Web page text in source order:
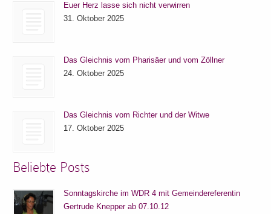
Euer Herz lasse sich nicht verwirren
31. Oktober 2025
Das Gleichnis vom Pharisäer und vom Zöllner
24. Oktober 2025
Das Gleichnis vom Richter und der Witwe
17. Oktober 2025
Beliebte Posts
Sonntagskirche im WDR 4 mit Gemeindereferentin
Gertrude Knepper ab 07.10.12